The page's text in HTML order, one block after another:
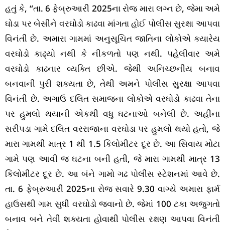
હતું કે, “તા. 6 ફેબ્રુઆરી 2025ના રોજ મારા લગ્ન છે, જેમા અમે
ઘોડા પર બેસીને વરઘોડો કાઢવા માંગતા હોઈ પોલીસ સુરક્ષા આપવા
વિનંતી છે. અમારા ગામમાં અનુસૂચિત જાતિના લોકોએ ક્યારેય
વરઘોડો કાઢ્યો નથી કે નીકળતો પણ નથી. પહેલીવાર અમે
વરઘોડો કાઢનાર વ્યક્તિ છીએ. જેથી અનિચ્છનીય બનાવ
બનવાની પુરી શક્યતા છે, તેથી અમને પોલીસ સુરક્ષા આપવા
વિનંતી છે. અગાઉ દલિત સમાજના લોકોએ વરઘોડો કાઢવા તેના
પર હુમલો થયાની એકથી વધુ ઘટનાઓ બનેલી છે. અહીંના
સરીપડા ગામે દલિત વરરાજાના વરઘોડા પર હુમલો થયો હતો, જે
મારા ગામથી માત્ર 1 થી 1.5 કિલોમીટર દૂર છે. આ સિવાય મોટા
ગામે પણ આવી જ ઘટના બની હતી, જે મારા ગામથી માત્ર 13
કિલોમીટર દૂર છે. આ બંને ગામો ગઢ પોલીસ સ્ટેશનમાં આવે છે.
તા. 6 ફેબ્રુઆરી 2025ના રોજ સવારે 9.30 વાગ્યે અમારા ફાર્મ
હાઉસથી ગામ સુધી વરઘોડો જવાનો છે. જેમાં 100 ટકા અજુગતો
બનાવ બને તેવી શક્યતા હોવાથી પોલીસ રક્ષણ આપવા વિનંતી